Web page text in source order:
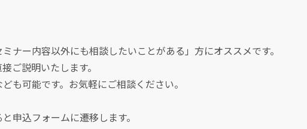
ナー内容以外にも相談したいことがある」方にオススメです。
ご説明いたします。
も可能です。お気軽にご相談ください。
申込フォームに遷移します。